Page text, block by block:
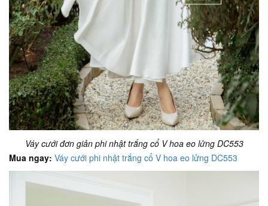
Váy cưới đơn giản phi nhật trắng cổ V hoa eo lửng DC553
Mua ngay: Váy cưới phi nhật trắng cổ V hoa eo lửng DC553